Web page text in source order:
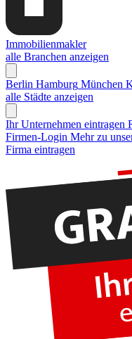
Immobilienmakler
alle Branchen anzeigen
Berlin Hamburg München
alle Städte anzeigen
Ihr Unternehmen eintragen
Firmen-Login Mehr zu
Firma eintragen